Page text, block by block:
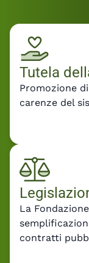
rendere la
crescita e
Leggi il
dichiarazioni
posizione di
Professioni e
Tutela
Promozione
carenze del
La
contratti